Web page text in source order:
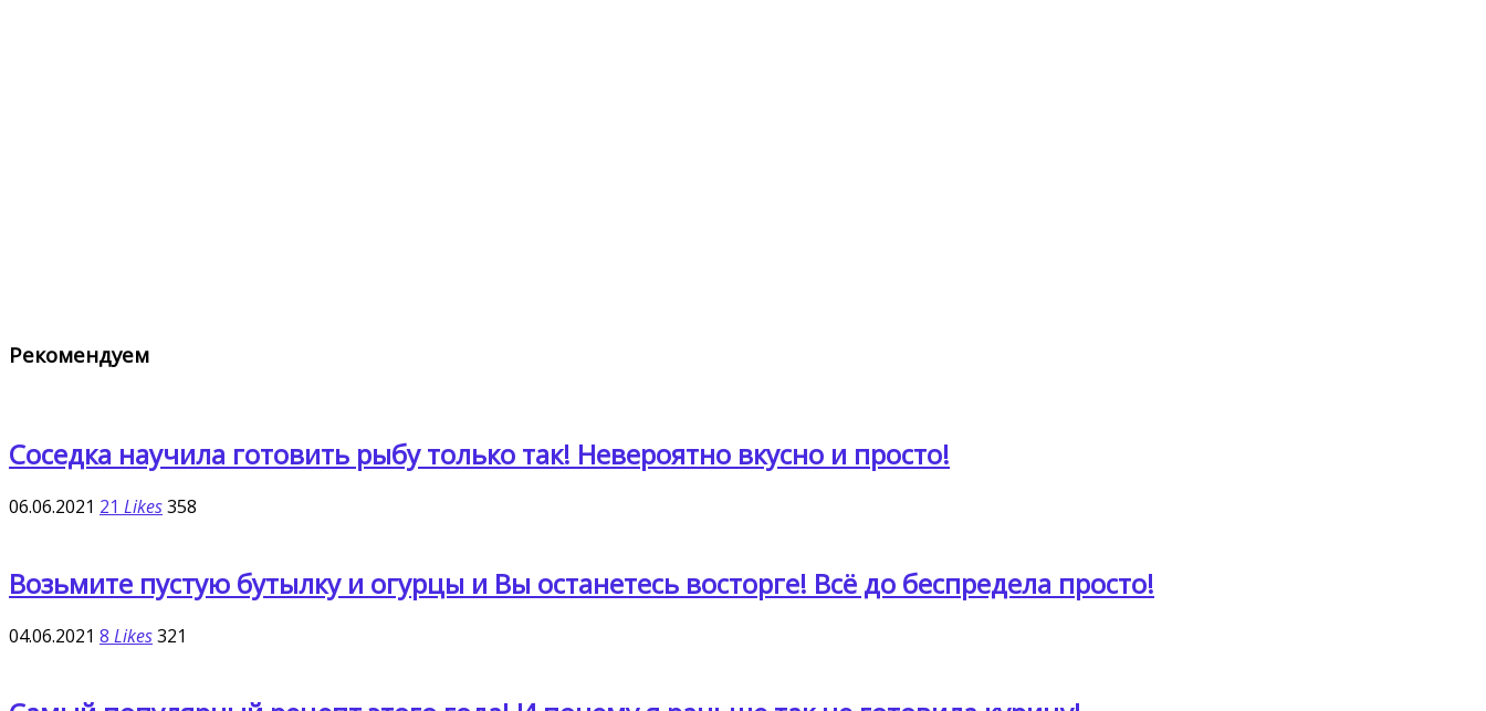
Рекомендуем
Соседка научила готовить рыбу только так! Невероятно вкусно и просто!
06.06.2021 21 Likes358
Возьмите пустую бутылку и огурцы и Вы останетесь восторге! Всё до беспредела просто!
04.06.2021 8 Likes321